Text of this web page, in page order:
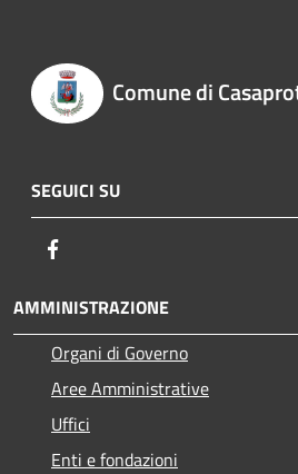
Comune di
SEGUICI SU
AMMINISTRAZIONE
Organi di Governo
Aree Amministrative
Uffici
Enti e fondazioni